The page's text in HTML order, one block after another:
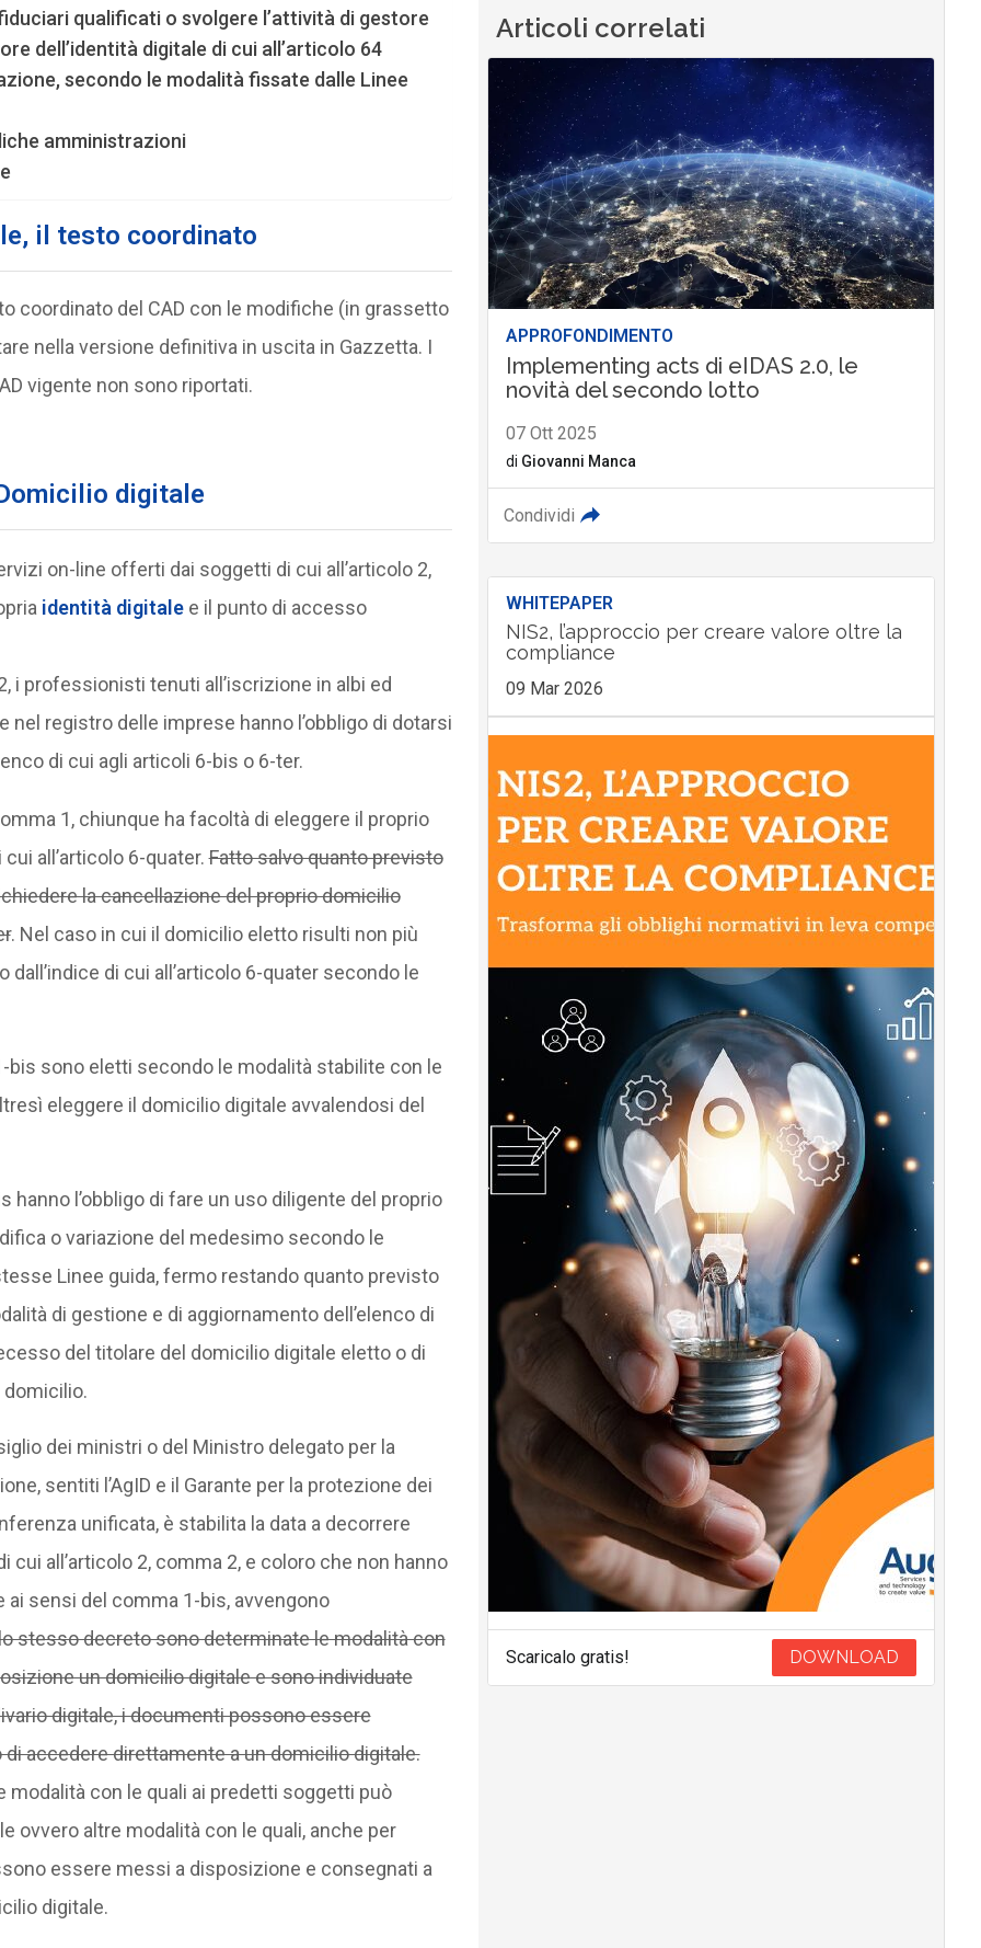
qualificati o svolgere l’attività di gestore
dell’identità digitale di cui all’articolo 64
secondo le modalità fissate dalle Linee
amministrazioni
il testo coordinato
coordinato del CAD con le modifiche (in grassetto
nella versione definitiva in uscita in Gazzetta. I
vigente non sono riportati.
digitale
on-line offerti dai soggetti di cui all’articolo 2,
identità digitalee il punto di accesso
i professionisti tenuti all’iscrizione in albi ed
nel registro delle imprese hanno l’obbligo di dotarsi
di cui agli articoli 6-bis o 6-ter.
1, chiunque ha facoltà di eleggere il proprio
all’articolo 6-quater.Fatto salvo quanto previsto
la cancellazione del proprio domicilio
. Nel caso in cui il domicilio eletto risulti non più
di cui all’articolo 6-quater secondo le
bis sono eletti secondo le modalità stabilite con le
eleggere il domicilio digitale avvalendosi del
l’obbligo di fare un uso diligente del proprio
o variazione del medesimo secondo le
Linee guida, fermo restando quanto previsto
di gestione e di aggiornamento dell’elenco di
del titolare del domicilio digitale eletto o di
dei ministri o del Ministro delegato per la
sentiti l’AgID e il Garante per la protezione dei
unificata, è stabilita la data a decorrere
all’articolo 2, comma 2, e coloro che non hanno
sensi del comma 1-bis, avvengono
stesso decreto sono determinate le modalità con
un domicilio digitale e sono individuate
digitale, i documenti possono essere
accedere direttamente a un domicilio digitale.
con le quali ai predetti soggetti può
ovvero altre modalità con le quali, anche per
essere messi a disposizione e consegnati a
digitale.
Articoli correlati
APPROFONDIMENTO
Implementing acts di eIDAS 2.0, le
novità del secondo lotto
07 Ott 2025
di Giovanni Manca
Condividi
WHITEPAPER
NIS2, l’approccio per creare valore oltre la
compliance
09 Mar 2026
Scaricalo gratis! DOWNLOAD